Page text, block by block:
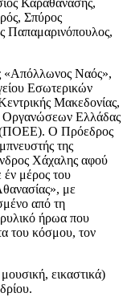
Καραθανάσης,
Σπύρος
Παπαμαρινόπουλος,
«Απόλλωνος Ναός»,
Εσωτερικών
Μακεδονίας,
Οργανώσεων Ελλάδας
(ΠΟΕΕ). Ο Πρόεδρος
της
Χάχαλης αφού
έν μέρος του
με
από τη
ήρωα που
του κόσμου, τον
εικαστικά)